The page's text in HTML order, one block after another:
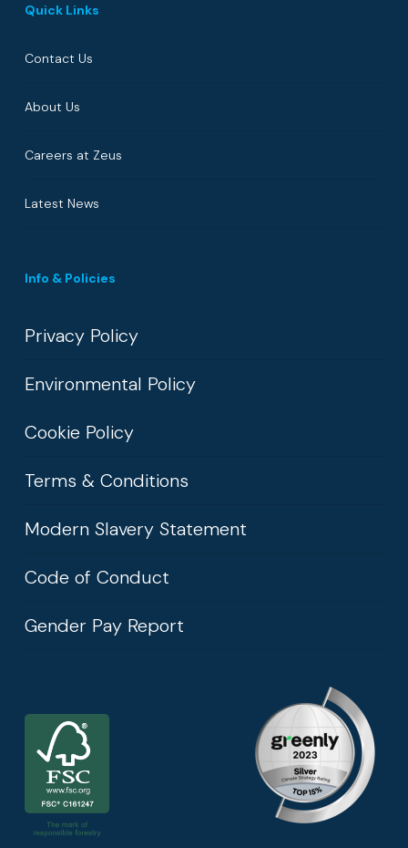
Quick Links
Contact Us
About Us
Careers at Zeus
Latest News
Info & Policies
Privacy Policy
Environmental Policy
Cookie Policy
Terms & Conditions
Modern Slavery Statement
Code of Conduct
Gender Pay Report